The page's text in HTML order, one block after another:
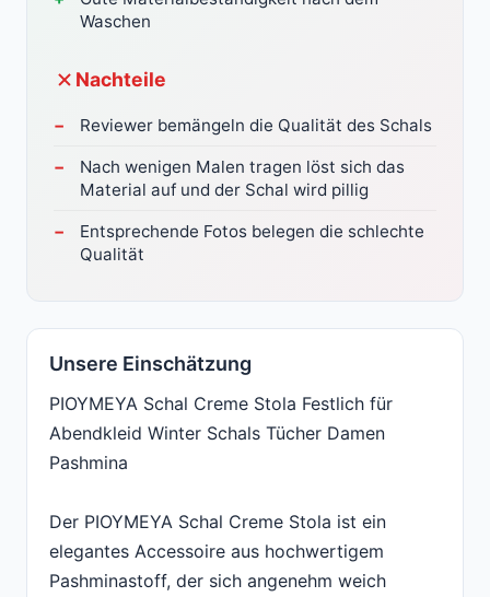
Waschen
Nachteile
Reviewer bemängeln die Qualität des Schals
Nach wenigen Malen tragen löst sich das
Material auf und der Schal wird pillig
Entsprechende Fotos belegen die schlechte
Qualität
Unsere Einschätzung
PIOYMEYA Schal Creme Stola Festlich für
Abendkleid Winter Schals Tücher Damen
Pashmina
Der PIOYMEYA Schal Creme Stola ist ein
elegantes Accessoire aus hochwertigem
Pashminastoff, der sich angenehm weich